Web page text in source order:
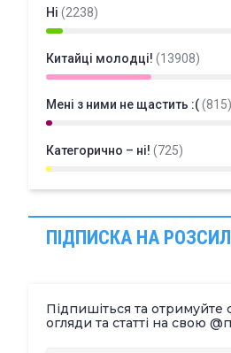
Ні (2238)
Китайці молодці! (13908)
Мені з ними не щастить :((815)
Категорично – ні! (725)
ПІДПИСКА НА
Підпишіться та отримуйте
огляди та статті на свою